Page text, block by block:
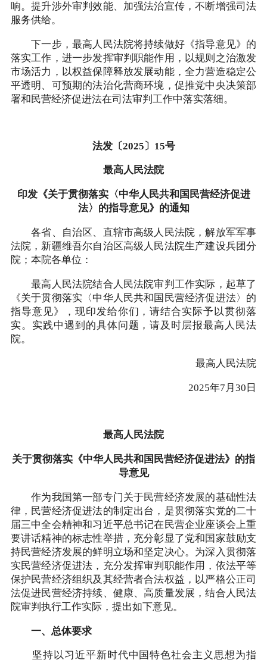
响。提升涉外审判效能、加强法治宣传，不断增强司法
服务供给。
下一步，最高人民法院将持续做好《指导意见》的
落实工作，进一步发挥审判职能作用，以规则之治激发
市场活力，以权益保障释放发展动能，全力营造稳定公
平透明、可预期的法治化营商环境，促推党中央决策部
署和民营经济促进法在司法审判工作中落实落细。
法发〔2025〕15号
最高人民法院
印发《关于贯彻落实〈中华人民共和国民营经济促进
法〉的指导意见》的通知
各省、自治区、直辖市高级人民法院，解放军军事
法院，新疆维吾尔自治区高级人民法院生产建设兵团分
院；本院各单位：
最高人民法院结合人民法院审判工作实际，起草了
《关于贯彻落实〈中华人民共和国民营经济促进法〉的
指导意见》，现印发给你们，请结合实际予以贯彻落
实。实践中遇到的具体问题，请及时层报最高人民法
院。
最高人民法院
2025年7月30日
最高人民法院
关于贯彻落实《中华人民共和国民营经济促进法》的指
导意见
作为我国第一部专门关于民营经济发展的基础性法
律，民营经济促进法的制定出台，是贯彻落实党的二十
届三中全会精神和习近平总书记在民营企业座谈会上重
要讲话精神的标志性举措，充分彰显了党和国家鼓励支
持民营经济发展的鲜明立场和坚定决心。为深入贯彻落
实民营经济促进法，充分发挥审判职能作用，依法平等
保护民营经济组织及其经营者合法权益，以严格公正司
法促进民营经济持续、健康、高质量发展，结合人民法
院审判执行工作实际，提出如下意见。
一、总体要求
坚持以习近平新时代中国特色社会主义思想为指